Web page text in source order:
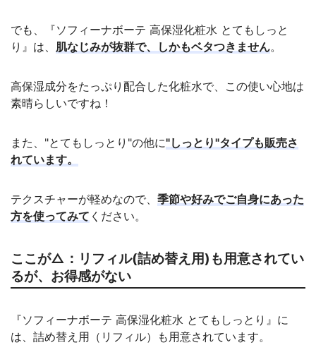
でも、『ソフィーナボーテ 高保湿化粧水 とてもしっと
り』は、 肌なじみが抜群で、しかもベタつきません。
高保湿成分をたっぷり配合した化粧水で、この使い心地は
素晴らしいですね！
また、"とてもしっとり"の他に"しっとり"タイプも販売さ
れています。
テクスチャーが軽めなので、 季節や好みでご自身にあった
方を使ってみて ください。
ここが△：リフィル(詰め替え用)も用意されてい
るが、お得感がない
『ソフィーナボーテ 高保湿化粧水 とてもしっとり』に
は、詰め替え用（リフィル）も用意されています。